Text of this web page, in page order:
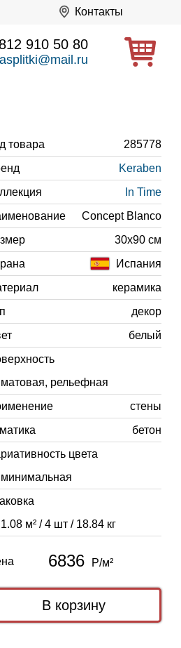
Контакты
910 50 80
товара
285778
Keraben
In Time
Сoncept Blanco
30x90 см
Испания
керамика
декор
белый
матовая, рельефная
стены
бетон
цвета
минимальная
1.08 м² / 4 шт / 18.84 кг
6836 Р/м²